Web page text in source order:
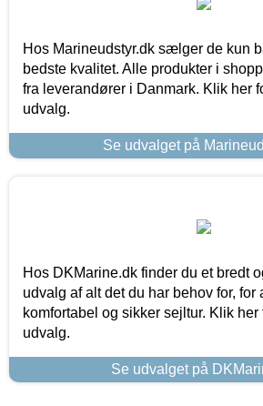
Hos Marineudstyr.dk sælger de kun
bedste kvalitet. Alle produkter i
fra leverandører i Danmark. Klik her
udvalg.
Se udvalget på
Hos DKMarine.dk finder du et bredt
udvalg af alt det du har behov for, for
komfortabel og sikker sejltur. Klik her
udvalg.
Se udvalget på